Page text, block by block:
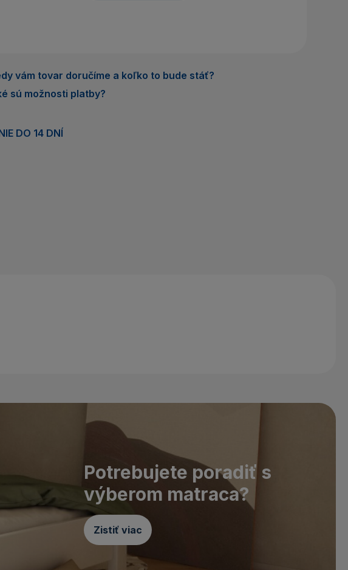
vám tovar doručíme a koľko to bude stáť?
sú možnosti platby?
DO 14 DNÍ
Potrebujete poradiť s
výberom matraca?
Zistiť viac